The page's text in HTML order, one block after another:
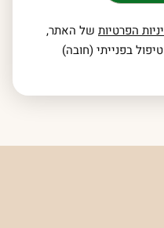
הפרטיותשל האתר,
בפנייתי (חובה)